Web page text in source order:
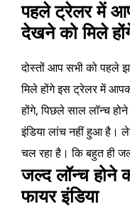
पहले ट्रेलर में
देखने को मिले
दोस्तों आप सभी को पहले
मिले होंगे इस ट्रेलर में
होंगे, पिछले साल लॉन्च
इंडिया लांच नहीं हुआ है।
चल रहा है। कि बहुत ही
जल्द लॉन्च होने
फायर इंडिया